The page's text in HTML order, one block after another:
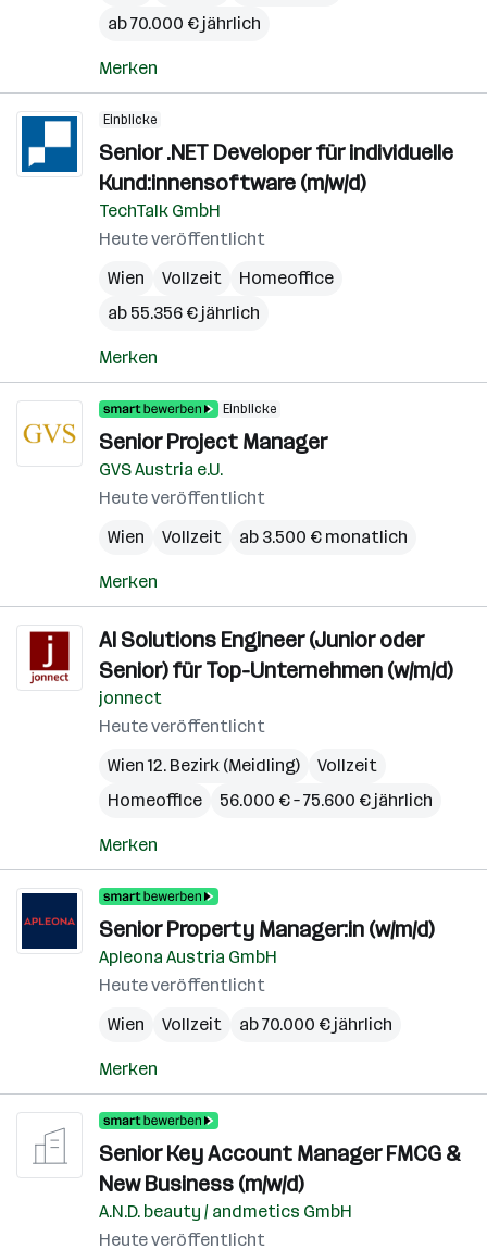
ab 70.000 € jährlich
Merken
Einblicke
Senior .NET Developer für individuelle
Kund:innensoftware (m/w/d)
TechTalk GmbH
Heute veröffentlicht
Wien
Vollzeit
Homeoffice
ab 55.356 € jährlich
Merken
Einblicke
Senior Project Manager
GVS Austria e.U.
Heute veröffentlicht
Wien
Vollzeit ab 3.500 € monatlich
Merken
AI Solutions Engineer (Junior oder
Senior) für Top-Unternehmen (w/m/d)
jonnect
Heute veröffentlicht
Wien 12. Bezirk (Meidling)
Vollzeit
Homeoffice
56.000 € – 75.600 € jährlich
Merken
Senior Property Manager:in (w/m/d)
Apleona Austria GmbH
Heute veröffentlicht
Wien
Vollzeit ab 70.000 € jährlich
Merken
Senior Key Account Manager FMCG &
New Business (m/w/d)
A.N.D. beauty / andmetics GmbH
Heute veröffentlicht